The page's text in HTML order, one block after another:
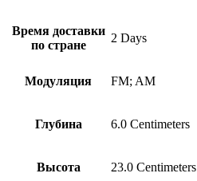
Время доставки
по стране
2 Days
Модуляция FM; AM
Глубина 6.0 Centimeters
Высота 23.0 Centimeters